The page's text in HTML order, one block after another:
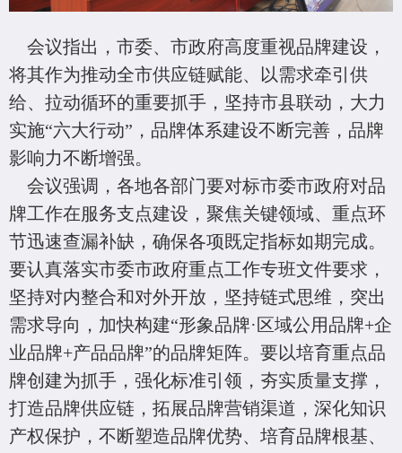
会议指出，市委、市政府高度重视品牌建设，
将其作为推动全市供应链赋能、以需求牵引供
给、拉动循环的重要抓手，坚持市县联动，大力
实施“六大行动”，品牌体系建设不断完善，品牌
影响力不断增强。
会议强调，各地各部门要对标市委市政府对品
牌工作在服务支点建设，聚焦关键领域、重点环
节迅速查漏补缺，确保各项既定指标如期完成。
要认真落实市委市政府重点工作专班文件要求，
坚持对内整合和对外开放，坚持链式思维，突出
需求导向，加快构建“形象品牌·区域公用品牌+企
业品牌+产品品牌”的品牌矩阵。要以培育重点品
牌创建为抓手，强化标准引领，夯实质量支撑，
打造品牌供应链，拓展品牌营销渠道，深化知识
产权保护，不断塑造品牌优势、培育品牌根基、